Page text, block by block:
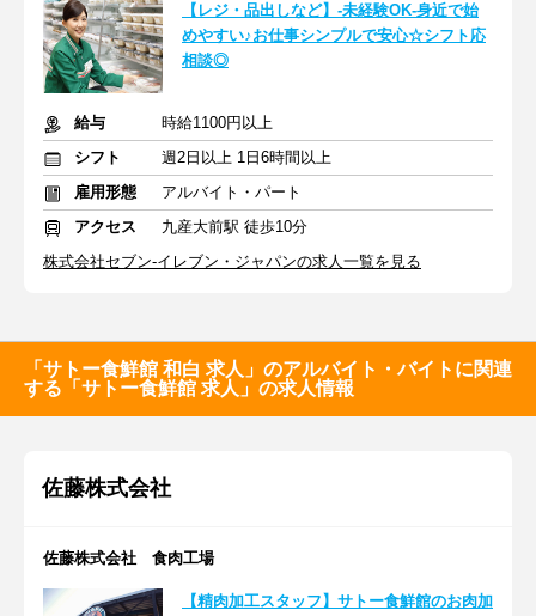
【レジ・品出しなど】-未経験OK-身近で始
めやすい♪お仕事シンプルで安心☆シフト応
相談◎
給与
時給1100円以上
シフト
週2日以上 1日6時間以上
雇用形態
アルバイト・パート
アクセス
九産大前駅 徒歩10分
株式会社セブン-イレブン・ジャパンの求人一覧を見る
「サトー食鮮館 和白 求人」のアルバイト・バイトに関連
する「サトー食鮮館 求人」の求人情報
佐藤株式会社
佐藤株式会社 食肉工場
【精肉加工スタッフ】サトー食鮮館のお肉加